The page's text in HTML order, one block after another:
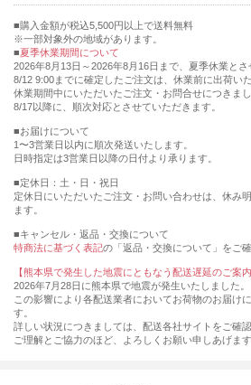
購入金額が税込5,500円以上で送料無料
※一部対象外の地域があります。
夏季休業期間について
2026年8月13日～2026年8月16日まで、夏季休業とさ
8/12 9:00までに確定したご注文は、休業前に出荷いた
休業期間中にいただいたご注文・お問合せにつきま
8/17以降に、順次対応とさせていただきます。
■お届けについて
1〜3営業日以内に順次発送いたします。
日時指定は3営業日以降の日付より承ります。
■定休日：土・日・祝日
定休日にいただいたご注文・お問い合わせは、休み
ます。
■キャンセル・返品・交換について
特商法に基づく表記の「返品・交換について」をご確
【熊本県で発生した地震にともなう配送遅延のご案内
2026年7月28日に熊本県で地震が発生いたしました。
この影響により各配送業者においてお荷物のお届け
す。
詳しい状況につきましては、配送各社サイトをご確認
ご理解とご協力のほど、よろしくお願い申しあげます